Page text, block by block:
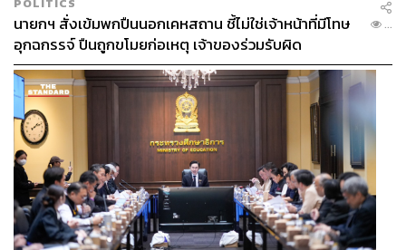
นายกฯ สั่งเข้มพกปืนนอกเคหสถาน ชี้ไม่ใช่เจ้าหน้าที่มีโทษ
อุกฉกรรจ์ ปืนถูกขโมยก่อเหตุ เจ้าของร่วมรับผิด
...